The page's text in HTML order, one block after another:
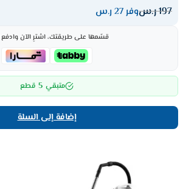
197ر.سوفر 27 ر.س
قسّمها على طريقتك، اشترِ الآن وادفع
متبقي 5 قطع
إضافة إلى السلة